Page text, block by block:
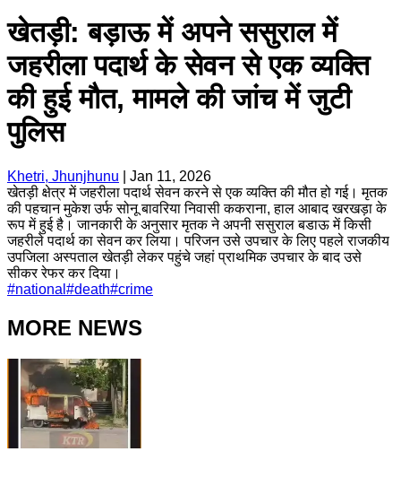
खेतड़ी: बड़ाऊ में अपने ससुराल में
जहरीला पदार्थ के सेवन से एक व्यक्ति
की हुई मौत, मामले की जांच में जुटी
पुलिस
Khetri, Jhunjhunu
Jan 11, 2026
खेतड़ी क्षेत्र में जहरीला पदार्थ सेवन करने से एक व्यक्ति की मौत हो गई। मृतक
की पहचान मुकेश उर्फ सोनू बावरिया निवासी ककराना, हाल आबाद खरखड़ा के
रूप में हुई है। जानकारी के अनुसार मृतक ने अपनी ससुराल बडाऊ में किसी
जहरीले पदार्थ का सेवन कर लिया। परिजन उसे उपचार के लिए पहले राजकीय
उपजिला अस्पताल खेतड़ी लेकर पहुंचे जहां प्राथमिक उपचार के बाद उसे
सीकर रेफर कर दिया।
#national #death#crime
MORE NEWS